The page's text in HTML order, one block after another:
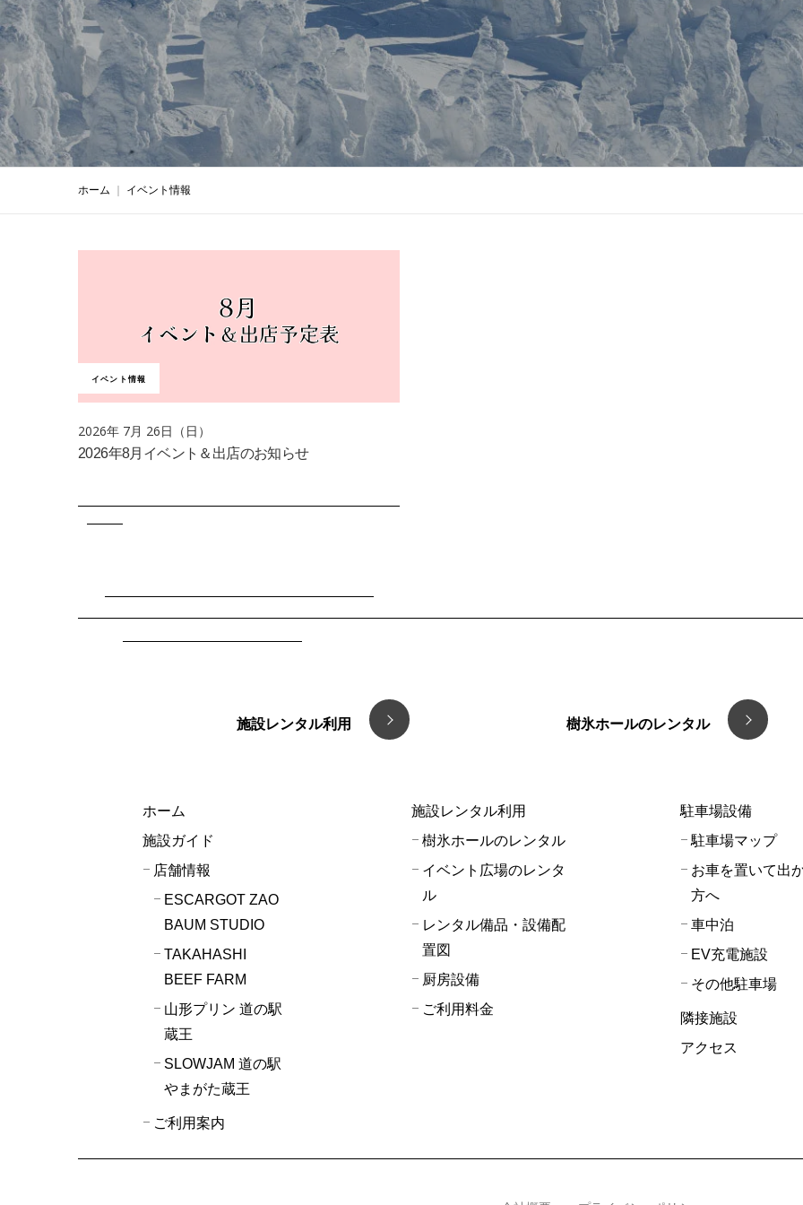
ホーム ｜ イベント情報
イベント情報
2026年 7月 26日（日）
2026年8月イベント＆出店のお知らせ
施設レンタル利用 樹氷ホールのレンタル
ホーム
施設ガイド
店舗情報
ESCARGOT ZAO
BAUM STUDIO
TAKAHASHI
BEEF FARM
山形プリン 道の駅
蔵王
SLOWJAM 道の駅
やまがた蔵王
ご利用案内
施設レンタル利用
樹氷ホールのレンタル
イベント広場のレンタ
ル
レンタル備品・設備配
置図
厨房設備
ご利用料金
駐車場設備
駐車場マップ
お車を置いて出
方へ
車中泊
EV充電施設
その他駐車場
隣接施設
アクセス